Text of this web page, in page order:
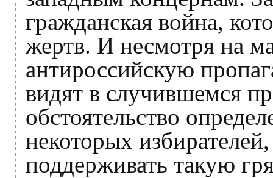
гражданская война,
жертв. И несмотря на
антироссийскую
видят в случившемся
обстоятельство
некоторых избирателей,
поддерживать такую